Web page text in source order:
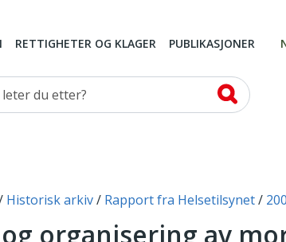
RETTIGHETER OG KLAGER PUBLIKASJONER
du etter?
Historisk arkiv Rapport fra Helsetilsynet
organisering av